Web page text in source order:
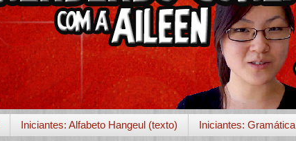
Iniciantes: Alfabeto Hangeul (texto) Iniciantes: Gramática